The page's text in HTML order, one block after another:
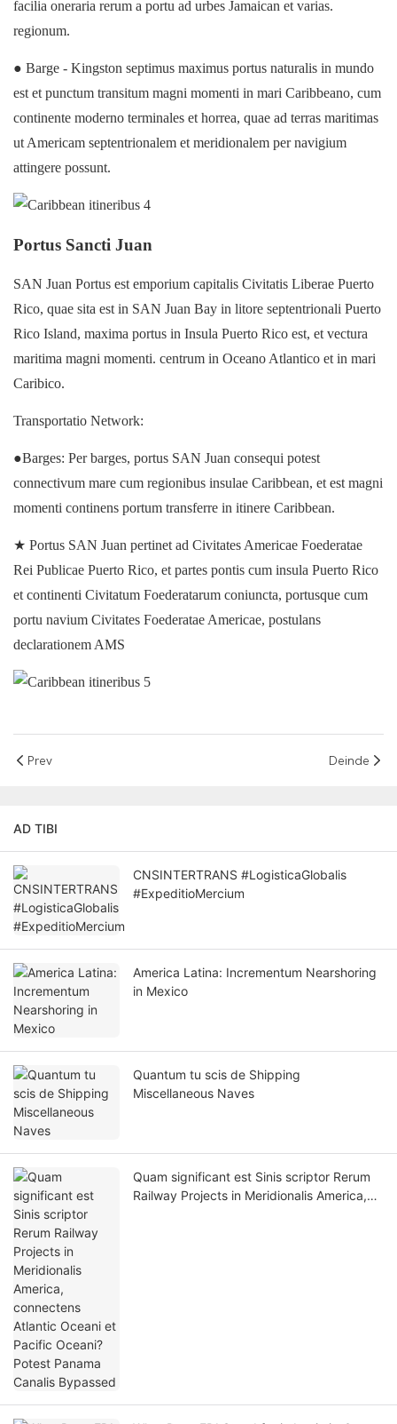
facilia oneraria rerum a portu ad urbes Jamaican et varias.
regionum.
● Barge - Kingston septimus maximus portus naturalis in mundo
est et punctum transitum magni momenti in mari Caribbeano, cum
continente moderno terminales et horrea, quae ad terras maritimas
ut Americam septentrionalem et meridionalem per navigium
attingere possunt.
Portus Sancti Juan
SAN Juan Portus est emporium capitalis Civitatis Liberae Puerto
Rico, quae sita est in SAN Juan Bay in litore septentrionali Puerto
Rico Island, maxima portus in Insula Puerto Rico est, et vectura
maritima magni momenti. centrum in Oceano Atlantico et in mari
Caribico.
Transportatio Network:
●Barges: Per barges, portus SAN Juan consequi potest
connectivum mare cum regionibus insulae Caribbean, et est magni
momenti continens portum transferre in itinere Caribbean.
★ Portus SAN Juan pertinet ad Civitates Americae Foederatae
Rei Publicae Puerto Rico, et partes pontis cum insula Puerto Rico
et continenti Civitatum Foederatarum coniuncta, portusque cum
portu navium Civitates Foederatae Americae, postulans
declarationem AMS
Prev Deinde
AD TIBI
CNSINTERTRANS #LogisticaGlobalis
#ExpeditioMercium
America Latina: Incrementum Nearshoring
in Mexico
Quantum tu scis de Shipping
Miscellaneous Naves
Quam significant est Sinis scriptor Rerum
Railway Projects in Meridionalis America,